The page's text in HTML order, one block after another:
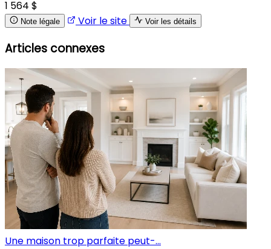
1 564 $
Note légale Voir le site Voir les détails
Articles connexes
Une maison trop parfaite peut-...